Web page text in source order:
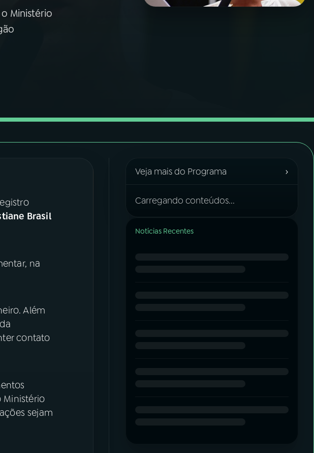
Ministério
Brasil
na
Além
contato
Ministério
sejam
Veja mais do Programa ›
Carregando conteúdos...
Notícias Recentes